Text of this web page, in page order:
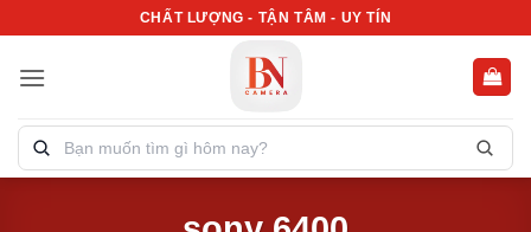
nội
CHẤT LƯỢNG - TẬN TÂM - UY TÍN
Tìm
kiếm